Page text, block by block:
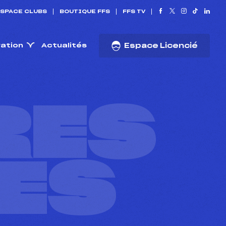
CLUBS BOUTIQUE FFS FFS TV
Actualités Espace Licencié